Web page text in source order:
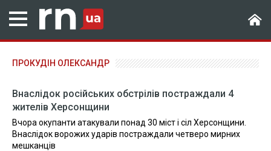
ПРОКУДІН ОЛЕКСАНДР
Внаслідок російських обстрілів постраждали 4
жителів Херсонщини
Вчора окупанти атакували понад 30 міст і сіл Херсонщини.
Внаслідок ворожих ударів постраждали четверо мирних
мешканців